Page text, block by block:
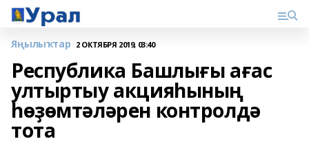
Яңылыҡтар 2 ОКТЯБРЯ 2019, 03:40
Республика Башлығы ағас
ултыртыу акцияһының
һөҙөмтәләрен контролдә
тота